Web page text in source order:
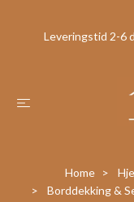
Leveringstid 2-6
Home
Borddekking &